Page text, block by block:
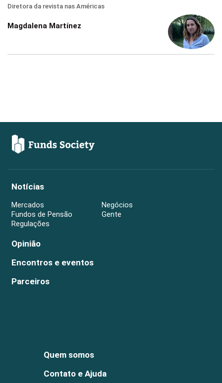
Diretora da revista nas Américas
Magdalena Martínez
Notícias
Mercados
Negócios
Fundos de Pensão
Gente
Regulações
Opinião
Encontros e eventos
Parceiros
Quem somos
Contato e Ajuda